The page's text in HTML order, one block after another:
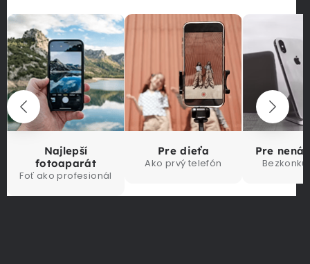
Najlepší
fotoaparát
Foť ako profesionál
Pre dieťa
Ako prvý telefón
Pre